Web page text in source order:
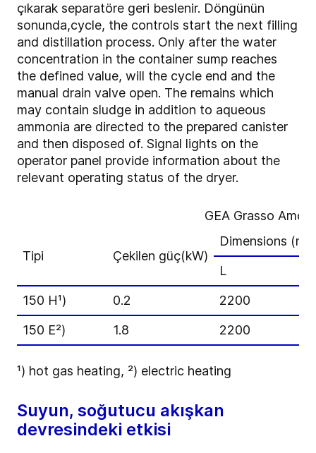
çıkarak separatöre geri beslenir. Döngünün
sonunda,cycle, the controls start the next filling
and distillation process. Only after the water
concentration in the container sump reaches
the defined value, will the cycle end and the
manual drain valve open. The remains which
may contain sludge in addition to aqueous
ammonia are directed to the prepared canister
and then disposed of. Signal lights on the
operator panel provide information about the
relevant operating status of the dryer.
GEA Grasso
Tipi Çekilen güç(kW)
Dimensions
L
150 H¹)
0.2 2200
150 E²)
1.8 2200
¹) hot gas heating, ²) electric heating
Suyun, soğutucu akışkan
devresindeki etkisi